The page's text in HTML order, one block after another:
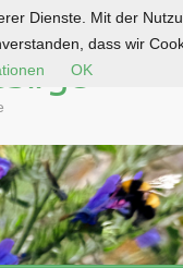
Dienste. Mit der
dass wir
OK